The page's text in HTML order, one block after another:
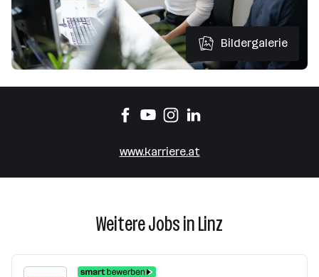
Bildergalerie
www.karriere.at
Weitere Jobs in Linz